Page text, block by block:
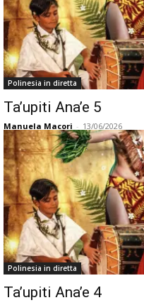
Polinesia in diretta
Ta’upiti Ana’e 5
Manuela Macori - 13/06/2026
Polinesia in diretta
Ta’upiti Ana’e 4